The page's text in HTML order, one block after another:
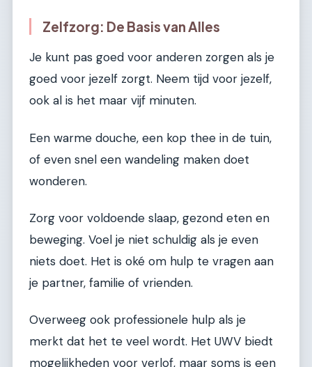
Zelfzorg: De Basis van Alles
Je kunt pas goed voor anderen zorgen als je
goed voor jezelf zorgt. Neem tijd voor jezelf,
ook al is het maar vijf minuten.
Een warme douche, een kop thee in de tuin,
of even snel een wandeling maken doet
wonderen.
Zorg voor voldoende slaap, gezond eten en
beweging. Voel je niet schuldig als je even
niets doet. Het is oké om hulp te vragen aan
je partner, familie of vrienden.
Overweeg ook professionele hulp als je
merkt dat het te veel wordt. Het UWV biedt
mogelijkheden voor verlof, maar soms is een